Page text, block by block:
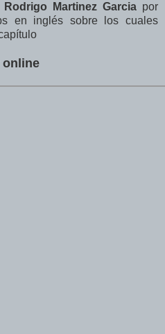
Rodrigo Martinez Garciapor
en inglés sobre los cuales
online